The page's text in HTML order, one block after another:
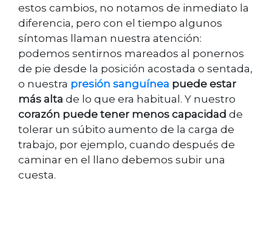
estos cambios, no notamos de inmediato la
diferencia, pero con el tiempo algunos
síntomas llaman nuestra atención:
podemos sentirnos mareados al ponernos
de pie desde la posición acostada o sentada,
o nuestra presión sanguínea puede estar
más alta de lo que era habitual. Y nuestro
corazón puede tener menos capacidad de
tolerar un súbito aumento de la carga de
trabajo, por ejemplo, cuando después de
caminar en el llano debemos subir una
cuesta.